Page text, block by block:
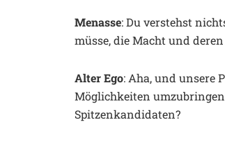
Menasse: Du verstehst
müsse, die Macht und
Alter Ego: Aha, und unsere
Möglichkeiten
Spitzenkandidaten?